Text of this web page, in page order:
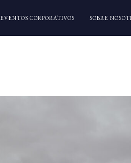
EVENTOS CORPORATIVOS SOBRE